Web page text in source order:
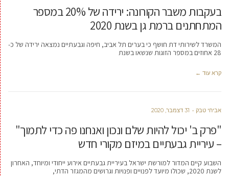
בעקבות משבר הקורונה: ירידה של 20% במספר
המתחתנים ברמת גן בשנת 2020
המשרד לשירותי דת חושף כי בערים תל אביב, חיפה וגבעתיים נמצאה ירידה של כ-
28 אחוזים במספר הזוגות שנשאו בשנת
קרא עוד ←
אביחי טבק 31 דצמבר, 2020
"פרק ב' יכול להיות שלם ונכון ואנחנו פה כדי לתמוך"
– עיריית גבעתיים במיזם מקורי חדש
השבוע קיים המדור למורשת ישראל בעיריית גבעתיים אירוע ייחודי ומיוחד, האחרון
לשנת 2020, שכולו מיועד לפנויים ופנויות וגרושים מהמגזר הדתי,